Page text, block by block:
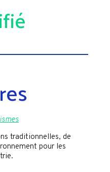
traditionnelles, de
pour les